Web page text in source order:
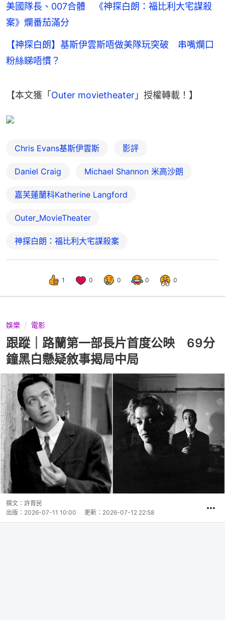
美國隊長、007合體 《神探白朗：福比利大宅謀殺
案》爛番茄滿分
【神探白朗】基斯伊雲斯唔做美隊玩突破 串嘴爛口
粉絲睇唔慣？
【本文獲「Outer movietheater 」授權轉載！】
Chris Evans基斯伊雲斯 影評
Daniel Craig Michael Shannon 米高沙朗
嘉芙蓮蘭科Katherine Langford
Outer_MovieTheater
神探白朗：福比利大宅謀殺案
1 0 0 0 0
娛樂 電影
跟蹤｜路蘭第一部長片首度公映 69分
鐘黑白懸疑敘事揭局中局
撰文： 許育民
出版： 2026-07-11 10:00 更新： 2026-07-12 22:58